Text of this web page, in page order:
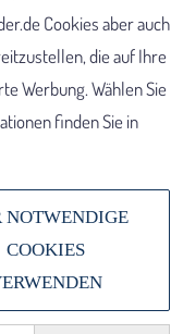
Cookies aber auch
die auf Ihre
Werbung. Wählen Sie
finden Sie in
NOTWENDIGE
COOKIES